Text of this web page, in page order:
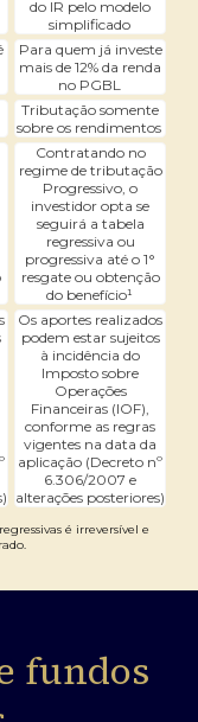
do IR pelo modelo
simplificado
Para quem já investe
mais de 12% da renda
no PGBL
Tributação somente
sobre os rendimentos
Contratando no
regime de tributação
Progressivo, o
investidor opta se
seguirá a tabela
regressiva ou
progressiva até o 1°
resgate ou obtenção
do benefício¹
Os aportes realizados
podem estar sujeitos
à incidência do
Imposto sobre
Operações
Financeiras (IOF),
conforme as regras
vigentes na data da
aplicação (Decreto nº
6.306/2007 e
alterações posteriores)
é irreversível e
fundos